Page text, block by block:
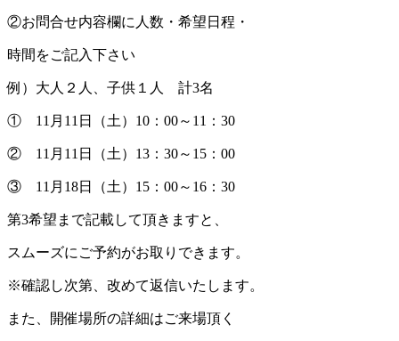
②お問合せ内容欄に人数・希望日程・
時間をご記入下さい
例）大人２人、子供１人 計3名
① 11月11日（土）10：00～11：30
② 11月11日（土）13：30～15：00
③ 11月18日（土）15：00～16：30
第3希望まで記載して頂きますと、
スムーズにご予約がお取りできます。
※確認し次第、改めて返信いたします。
また、開催場所の詳細はご来場頂く